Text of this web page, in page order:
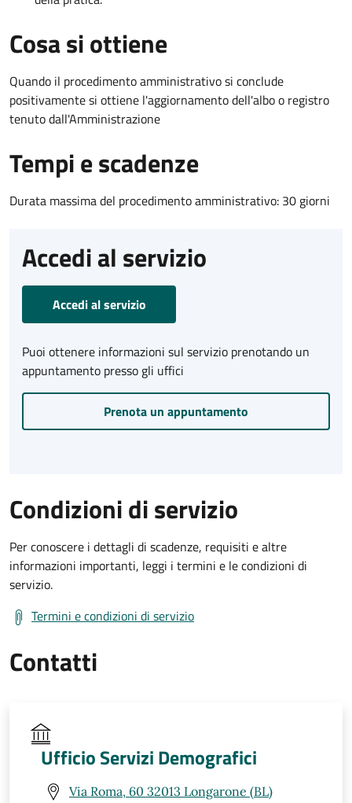
Cosa si ottiene
Quando il procedimento amministrativo si conclude
positivamente si ottiene l'aggiornamento dell'albo o registro
tenuto dall'Amministrazione
Tempi e scadenze
Durata massima del procedimento amministrativo: 30 giorni
Accedi al servizio
Accedi al servizio
Puoi ottenere informazioni sul servizio prenotando un
appuntamento presso gli uffici
Prenota un appuntamento
Condizioni di servizio
Per conoscere i dettagli di scadenze, requisiti e altre
informazioni importanti, leggi i termini e le condizioni di
servizio.
Termini e condizioni di servizio
Contatti
Ufficio Servizi Demografici
Via Roma, 60 32013 Longarone (BL)